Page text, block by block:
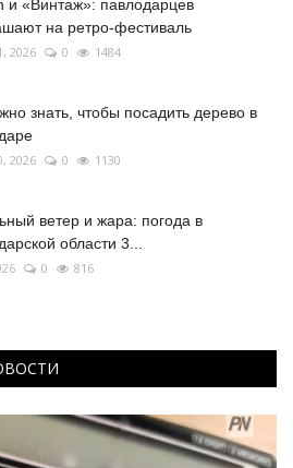
и «Винтаж»: павлодарцев
на ретро-фестиваль
2026 0 1484
знать, чтобы посадить дерево в
2026 0 1130
ветер и жара: погода в
области 3...
0 816